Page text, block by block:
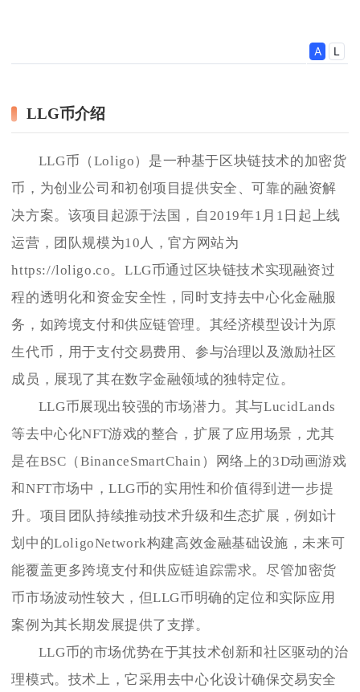
LLG币介绍
LLG币（Loligo）是一种基于区块链技术的加密货
币，为创业公司和初创项目提供安全、可靠的融资解
决方案。该项目起源于法国，自2019年1月1日起上线
运营，团队规模为10人，官方网站为
https://loligo.co。LLG币通过区块链技术实现融资过
程的透明化和资金安全性，同时支持去中心化金融服
务，如跨境支付和供应链管理。其经济模型设计为原
生代币，用于支付交易费用、参与治理以及激励社区
成员，展现了其在数字金融领域的独特定位。
LLG币展现出较强的市场潜力。其与LucidLands
等去中心化NFT游戏的整合，扩展了应用场景，尤其
是在BSC（BinanceSmartChain）网络上的3D动画游戏
和NFT市场中，LLG币的实用性和价值得到进一步提
升。项目团队持续推动技术升级和生态扩展，例如计
划中的LoligoNetwork构建高效金融基础设施，未来可
能覆盖更多跨境支付和供应链追踪需求。尽管加密货
币市场波动性较大，但LLG币明确的定位和实际应用
案例为其长期发展提供了支撑。
LLG币的市场优势在于其技术创新和社区驱动的治
理模式。技术上，它采用去中心化设计确保交易安全